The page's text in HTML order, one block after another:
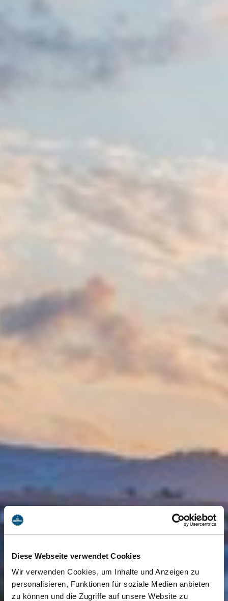
Diese Webseite verwendet Cookies
Wir verwenden Cookies, um Inhalte und Anzeigen zu
personalisieren, Funktionen für soziale Medien anbieten
zu können und die Zugriffe auf unsere Website zu